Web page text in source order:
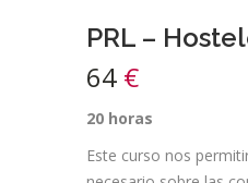
PRL –
64 €
20 horas
Este curso nos